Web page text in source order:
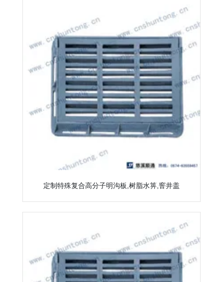
定制特殊复合高分子明沟板,树脂水箅,窨井盖